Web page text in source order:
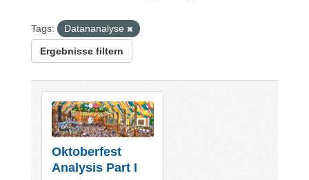
Tags: Datananalyse
Ergebnisse filtern
Oktoberfest
Analysis Part I